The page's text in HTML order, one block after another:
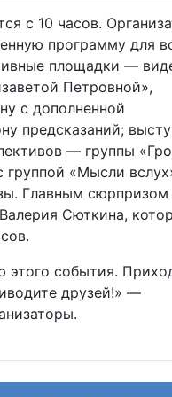
с 10 часов.
программу для
площадки —
Петровной»,
с дополненной
предсказаний;
— группы
группой «Мысли
Главным сюрпризом
Сюткина,
этого события.
друзей!» —